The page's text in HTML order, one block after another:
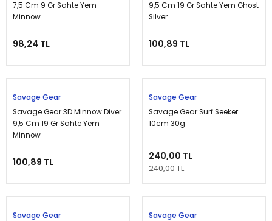
7,5 Cm 9 Gr Sahte Yem
Minnow
98,24 TL
9,5 Cm 19 Gr Sahte Yem Ghost
Silver
100,89 TL
Savage Gear
Savage Gear 3D Minnow Diver
9,5 Cm 19 Gr Sahte Yem
Minnow
100,89 TL
Savage Gear
Savage Gear Surf Seeker
10cm 30g
240,00 TL
240,00 TL
Savage Gear
Savage Gear